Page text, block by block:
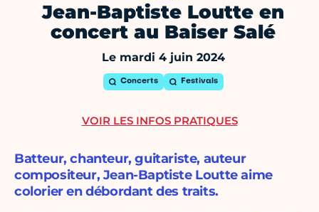
Jean-Baptiste Loutte en
concert au Baiser Salé
Le mardi 4 juin 2024
Concerts Festivals
Batteur, chanteur, guitariste, auteur
compositeur, Jean-Baptiste Loutte aime
colorier en débordant des traits.
VOIR LES INFOS PRATIQUES